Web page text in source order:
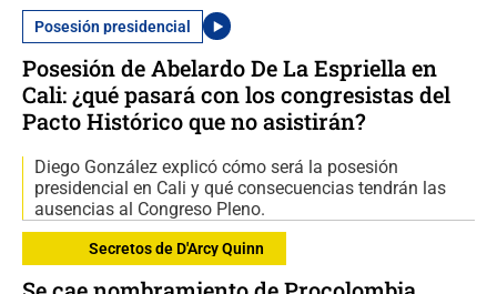
Posesión presidencial
Posesión de Abelardo De La Espriella en
Cali: ¿qué pasará con los congresistas del
Pacto Histórico que no asistirán?
Diego González explicó cómo será la posesión
presidencial en Cali y qué consecuencias tendrán las
ausencias al Congreso Pleno.
Secretos de D'Arcy Quinn